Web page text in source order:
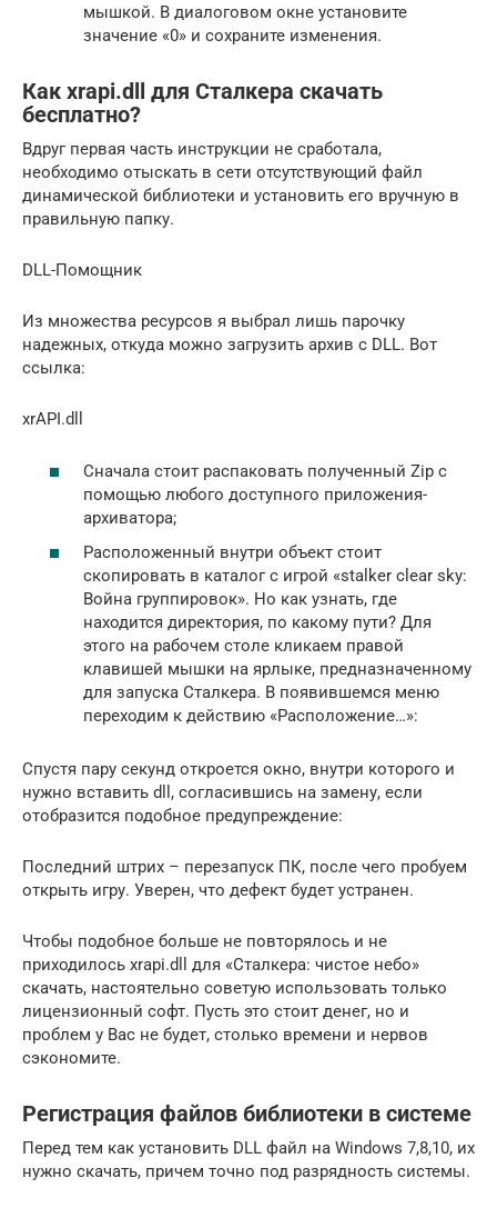
мышкой. В диалоговом окне установите
значение «0» и сохраните изменения.
Как xrapi.dll для Сталкера скачать
бесплатно?
Вдруг первая часть инструкции не сработала,
необходимо отыскать в сети отсутствующий файл
динамической библиотеки и установить его вручную в
правильную папку.
DLL-Помощник
Из множества ресурсов я выбрал лишь парочку
надежных, откуда можно загрузить архив с DLL. Вот
ссылка:
xrAPI.dll
Сначала стоит распаковать полученный Zip с
помощью любого доступного приложения-
архиватора;
Расположенный внутри объект стоит
скопировать в каталог с игрой «stalker clear sky:
Война группировок». Но как узнать, где
находится директория, по какому пути? Для
этого на рабочем столе кликаем правой
клавишей мышки на ярлыке, предназначенному
для запуска Сталкера. В появившемся меню
переходим к действию «Расположение…»:
Спустя пару секунд откроется окно, внутри которого и
нужно вставить dll, согласившись на замену, если
отобразится подобное предупреждение:
Последний штрих – перезапуск ПК, после чего пробуем
открыть игру. Уверен, что дефект будет устранен.
Чтобы подобное больше не повторялось и не
приходилось xrapi.dll для «Сталкера: чистое небо»
скачать, настоятельно советую использовать только
лицензионный софт. Пусть это стоит денег, но и
проблем у Вас не будет, столько времени и нервов
сэкономите.
Регистрация файлов библиотеки в системе
Перед тем как установить DLL файл на Windows 7,8,10, их
нужно скачать, причем точно под разрядность системы.